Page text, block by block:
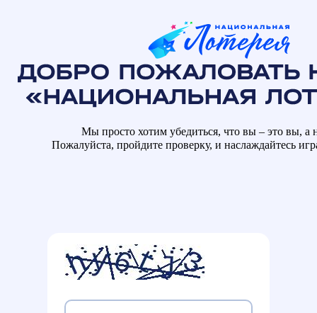
Мы просто хотим убедиться, что вы – это вы, а
Пожалуйста, пройдите проверку, и наслаждайтесь